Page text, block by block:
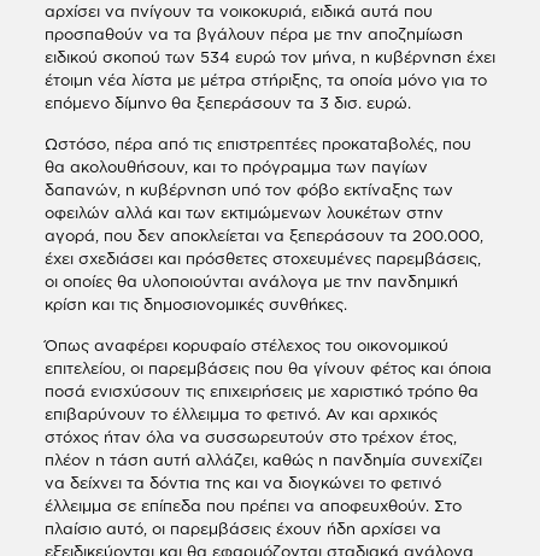
αρχίσει να πνίγουν τα νοικοκυριά, ειδικά αυτά που
προσπαθούν να τα βγάλουν πέρα με την αποζημίωση
ειδικού σκοπού των 534 ευρώ τον μήνα, η κυβέρνηση έχει
έτοιμη νέα λίστα με μέτρα στήριξης, τα οποία μόνο για το
επόμενο δίμηνο θα ξεπεράσουν τα 3 δισ. ευρώ.
Ωστόσο, πέρα από τις επιστρεπτέες προκαταβολές, που
θα ακολουθήσουν, και το πρόγραμμα των παγίων
δαπανών, η κυβέρνηση υπό τον φόβο εκτίναξης των
οφειλών αλλά και των εκτιμώμενων λουκέτων στην
αγορά, που δεν αποκλείεται να ξεπεράσουν τα 200.000,
έχει σχεδιάσει και πρόσθετες στοχευμένες παρεμβάσεις,
οι οποίες θα υλοποιούνται ανάλογα με την πανδημική
κρίση και τις δημοσιονομικές συνθήκες.
Όπως αναφέρει κορυφαίο στέλεχος του οικονομικού
επιτελείου, οι παρεμβάσεις που θα γίνουν φέτος και όποια
ποσά ενισχύσουν τις επιχειρήσεις με χαριστικό τρόπο θα
επιβαρύνουν το έλλειμμα το φετινό. Αν και αρχικός
στόχος ήταν όλα να συσσωρευτούν στο τρέχον έτος,
πλέον η τάση αυτή αλλάζει, καθώς η πανδημία συνεχίζει
να δείχνει τα δόντια της και να διογκώνει το φετινό
έλλειμμα σε επίπεδα που πρέπει να αποφευχθούν. Στο
πλαίσιο αυτό, οι παρεμβάσεις έχουν ήδη αρχίσει να
εξειδικεύονται και θα εφαρμόζονται σταδιακά ανάλογα